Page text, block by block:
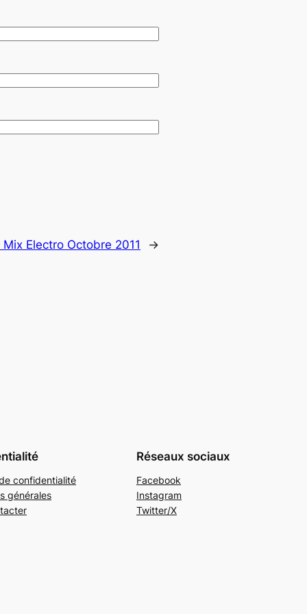
Mix Electro Octobre 2011 →
confidentialité
générales
Réseaux sociaux
Facebook
Instagram
Twitter/X